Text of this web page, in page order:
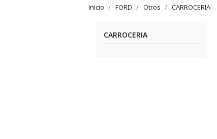
Inicio FORD Otros CARROCERIA
CARROCERIA